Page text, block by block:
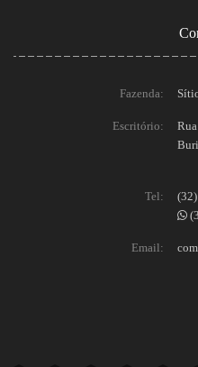
Fazenda:
Escritório:
Tel:
Email: